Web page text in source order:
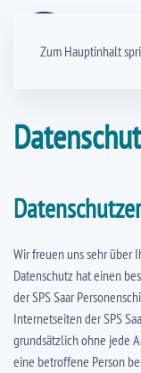
Zum Hauptinhalt
Wir freuen uns sehr über
Datenschutz hat einen
der SPS Saar
Internetseiten der SPS
grundsätzlich ohne jede
eine betroffene Person